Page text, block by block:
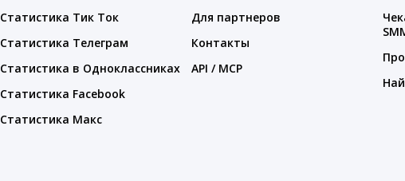
Статистика Тик Ток
Статистика Телеграм
Статистика в Одноклассниках
Статистика Facebook
Статистика Макс
Для партнеров
Контакты
API / MCP